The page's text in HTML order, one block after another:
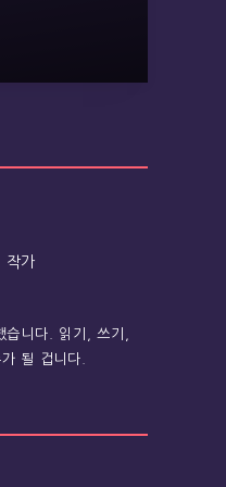
작가
니다. 읽기, 쓰기,
될 겁니다.